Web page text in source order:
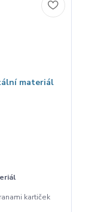
kartiček